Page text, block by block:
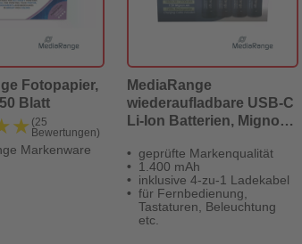
Fotopapier,
Blatt
(25
Bewertungen)
Markenware
MediaRange
wiederaufladbare USB-C
Li-Ion Batterien, Mignon
Pack
geprüfte Markenqualität
1.400 mAh
inklusive 4-zu-1 Ladekabel
für Fernbedienung,
Tastaturen, Beleuchtung
etc.